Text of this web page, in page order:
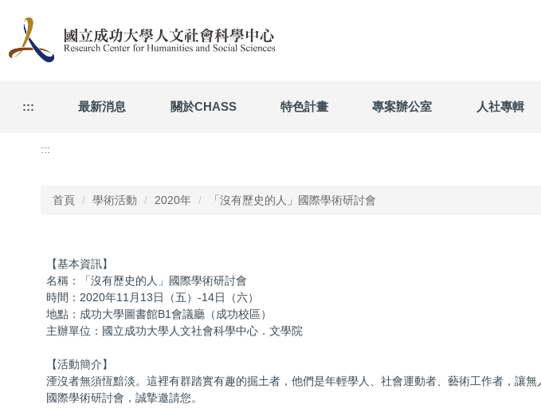
要
::: 最新消息 關於CHASS 特色計畫 專案辦公室 人社專輯
:::
首頁 學術活動 2020年 「沒有歷史的人」國際學術研討會
【基本資訊】
名稱：「沒有歷史的人」國際學術研討會
時間：2020年11月13日（五）-14日（六）
地點：成功大學圖書館B1會議廳（成功校區）
主辦單位：國立成功大學人文社會科學中心．文學院
【活動簡介】
湮沒者無須恆黯淡。這裡有群踏實有趣的掘土者，他們是年輕學人、社會運動者、藝術工作者，讓
國際學術研討會，誠摯邀請您。